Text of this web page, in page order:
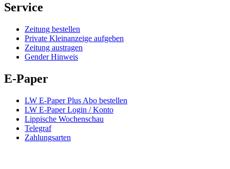
Service
Zeitung bestellen
Private Kleinanzeige aufgeben
Zeitung austragen
Gender Hinweis
E-Paper
LW E-Paper Plus Abo bestellen
LW E-Paper Login / Konto
Lippische Wochenschau
Telegraf
Zahlungsarten